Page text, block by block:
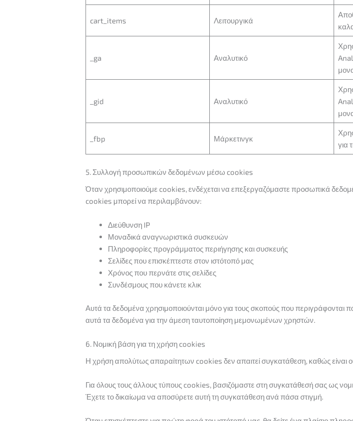
cart_items Λειτουργικά
_ga Αναλυτικό
_gid Αναλυτικό
_fbp Μάρκετινγκ
για
5. Συλλογή προσωπικών δεδομένων μέσω cookies
Όταν χρησιμοποιούμε cookies, ενδέχεται να επεξεργαζόμαστε προσωπικά
cookies μπορεί να περιλαμβάνουν:
Διεύθυνση IP
Μοναδικά αναγνωριστικά συσκευών
Πληροφορίες προγράμματος περιήγησης και συσκευής
Σελίδες που επισκέπτεστε στον ιστότοπό μας
Χρόνος που περνάτε στις σελίδες
Συνδέσμους που κάνετε κλικ
Αυτά τα δεδομένα χρησιμοποιούνται μόνο για τους σκοπούς που
αυτά τα δεδομένα για την άμεση ταυτοποίηση μεμονωμένων χρηστών.
6. Νομική βάση για τη χρήση cookies
Η χρήση απολύτως απαραίτητων cookies δεν απαιτεί συγκατάθεση, καθώς είναι
Για όλους τους άλλους τύπους cookies, βασιζόμαστε στη συγκατάθεσή σας ως
Έχετε το δικαίωμα να αποσύρετε αυτή τη συγκατάθεση ανά πάσα στιγμή.